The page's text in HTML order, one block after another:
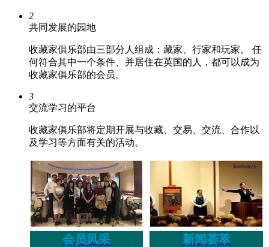
2
共同发展的园地
收藏家俱乐部由三部分人组成：藏家、行家和玩家。 任
何符合其中一个条件、并居住在英国的人，都可以成为
收藏家俱乐部的会员。
3
交流学习的平台
收藏家俱乐部将定期开展与收藏、交易、交流、合作以
及学习等方面有关的活动。
会员风采 新闻荟萃